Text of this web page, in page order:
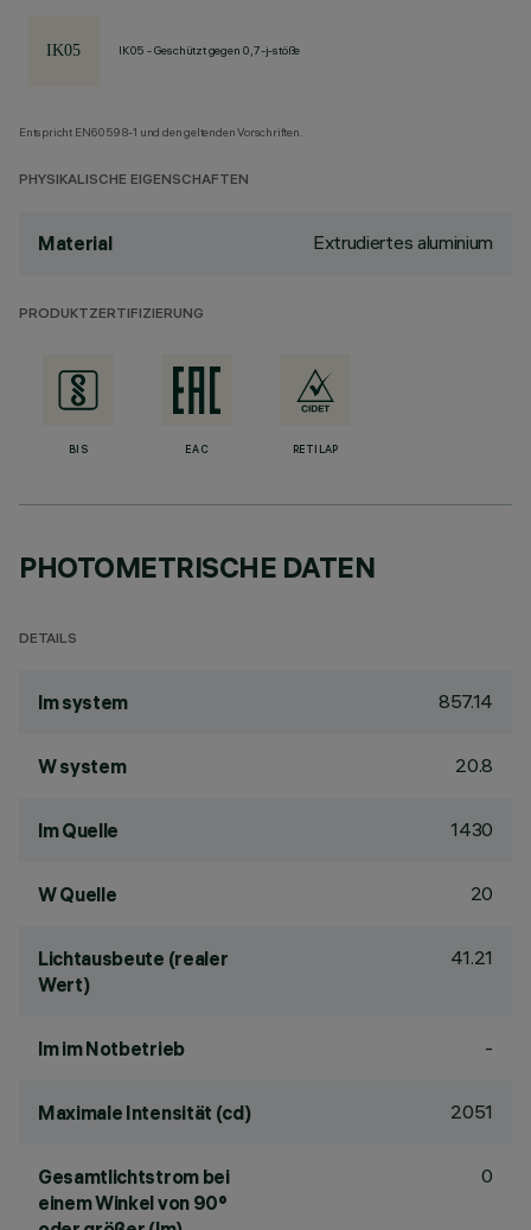
IK05 - Geschützt gegen 0,7-j-stöße
Entspricht EN60598-1 und den geltenden Vorschriften.
PHYSIKALISCHE EIGENSCHAFTEN
Material Extrudiertes aluminium
PRODUKTZERTIFIZIERUNG
BIS EAC RETILAP
PHOTOMETRISCHE DATEN
DETAILS
lm system 857.14
W system 20.8
lm Quelle 1430
W Quelle 20
Lichtausbeute (realer
Wert)
41.21
lm im Notbetrieb -
Maximale Intensität (cd) 2051
Gesamtlichtstrom bei
einem Winkel von 90°
0